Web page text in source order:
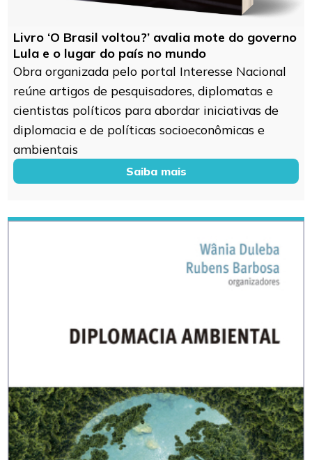
Livro ‘O Brasil voltou?’ avalia mote do governo
Lula e o lugar do país no mundo
Obra organizada pelo portal Interesse Nacional
reúne artigos de pesquisadores, diplomatas e
cientistas políticos para abordar iniciativas de
diplomacia e de políticas socioeconômicas e
ambientais
Saiba mais